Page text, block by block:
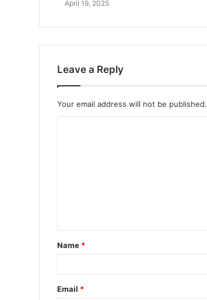
April 19, 2025
Leave a Reply
Your email address will not be published.
Name *
Email *